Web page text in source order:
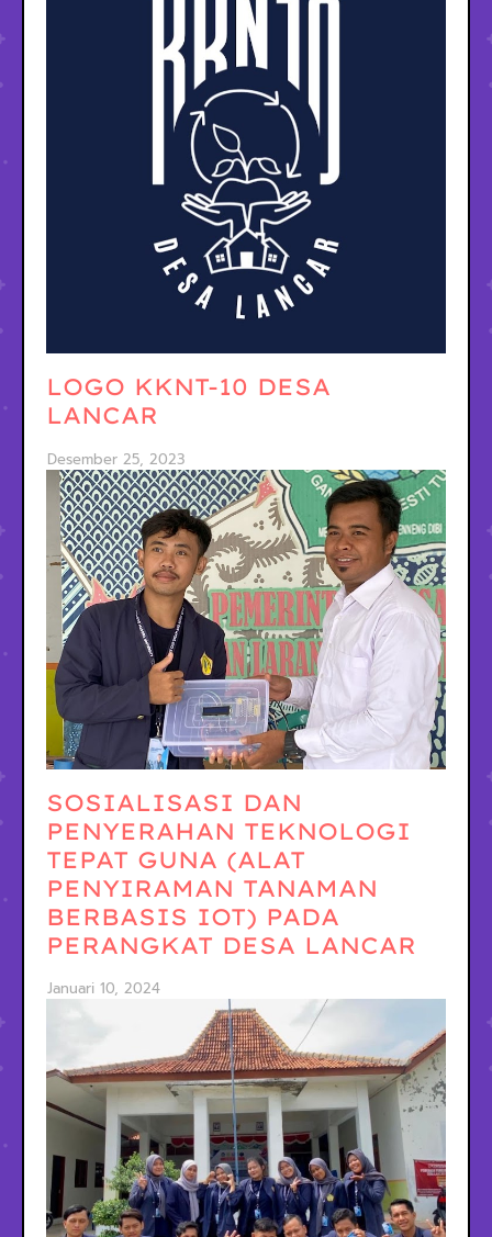
LOGO KKNT-10 DESA
LANCAR
Desember 25, 2023
SOSIALISASI DAN
PENYERAHAN TEKNOLOGI
TEPAT GUNA (ALAT
PENYIRAMAN TANAMAN
BERBASIS IOT) PADA
PERANGKAT DESA LANCAR
Januari 10, 2024